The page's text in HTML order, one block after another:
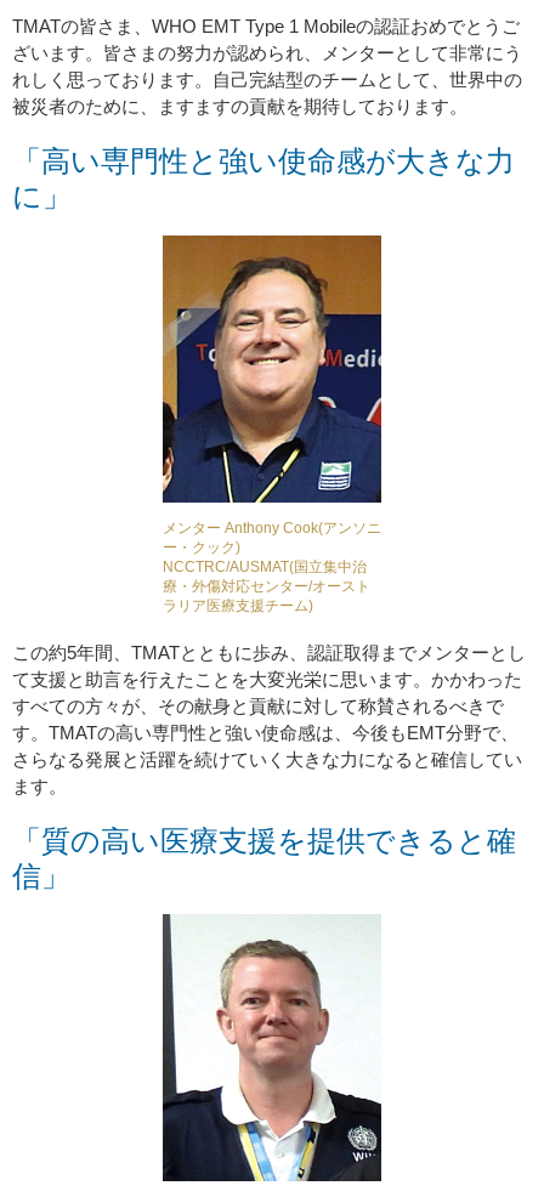
TMATの皆さま、WHO EMT Type 1 Mobileの認証おめでとうご
ざいます。皆さまの努力が認められ、メンターとして非常にう
れしく思っております。自己完結型のチームとして、世界中の
被災者のために、ますますの貢献を期待しております。
「高い専門性と強い使命感が大きな力
に」
メンター Anthony Cook(アンソニ
ー・クック)
NCCTRC/AUSMAT(国立集中治
療・外傷対応センター/オースト
ラリア医療支援チーム)
この約5年間、TMATとともに歩み、認証取得までメンターとし
て支援と助言を行えたことを大変光栄に思います。かかわった
すべての方々が、その献身と貢献に対して称賛されるべきで
す。TMATの高い専門性と強い使命感は、今後もEMT分野で、
さらなる発展と活躍を続けていく大きな力になると確信してい
ます。
「質の高い医療支援を提供できると確
信」